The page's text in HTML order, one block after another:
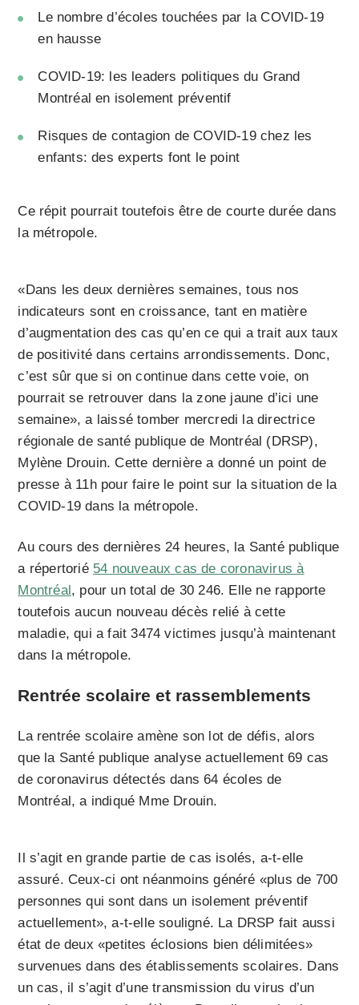
Le nombre d’écoles touchées par la COVID-19
en hausse
COVID-19: les leaders politiques du Grand
Montréal en isolement préventif
Risques de contagion de COVID-19 chez les
enfants: des experts font le point
Ce répit pourrait toutefois être de courte durée dans
la métropole.
«Dans les deux dernières semaines, tous nos
indicateurs sont en croissance, tant en matière
d’augmentation des cas qu’en ce qui a trait aux taux
de positivité dans certains arrondissements. Donc,
c’est sûr que si on continue dans cette voie, on
pourrait se retrouver dans la zone jaune d’ici une
semaine», a laissé tomber mercredi la directrice
régionale de santé publique de Montréal (DRSP),
Mylène Drouin. Cette dernière a donné un point de
presse à 11h pour faire le point sur la situation de la
COVID-19 dans la métropole.
Au cours des dernières 24 heures, la Santé publique
a répertorié 54 nouveaux cas de coronavirus à
Montréal , pour un total de 30 246. Elle ne rapporte
toutefois aucun nouveau décès relié à cette
maladie, qui a fait 3474 victimes jusqu’à maintenant
dans la métropole.
Rentrée scolaire et rassemblements
La rentrée scolaire amène son lot de défis, alors
que la Santé publique analyse actuellement 69 cas
de coronavirus détectés dans 64 écoles de
Montréal, a indiqué Mme Drouin.
Il s’agit en grande partie de cas isolés, a-t-elle
assuré. Ceux-ci ont néanmoins généré «plus de 700
personnes qui sont dans un isolement préventif
actuellement», a-t-elle souligné. La DRSP fait aussi
état de deux «petites éclosions bien délimitées»
survenues dans des établissements scolaires. Dans
un cas, il s’agit d’une transmission du virus d’un